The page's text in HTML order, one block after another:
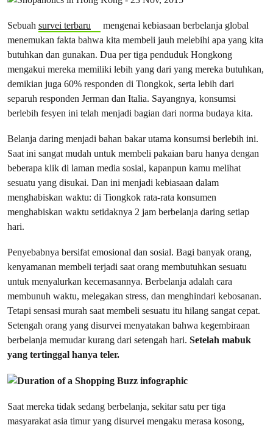
Sebuah survei terbaru
mengenai kebiasaan berbelanja global
menemukan fakta bahwa kita membeli jauh melebihi apa yang kita
butuhkan dan gunakan. Dua per tiga penduduk Hongkong
mengakui mereka memiliki lebih yang dari yang mereka butuhkan,
demikian juga 60% responden di Tiongkok, serta lebih dari
separuh responden Jerman dan Italia. Sayangnya, konsumsi
berlebih fesyen ini telah menjadi bagian dari norma budaya kita.
Belanja daring menjadi bahan bakar utama konsumsi berlebih ini.
Saat ini sangat mudah untuk membeli pakaian baru hanya dengan
beberapa klik di laman media sosial, kapanpun kamu melihat
sesuatu yang disukai. Dan ini menjadi kebiasaan dalam
menghabiskan waktu: di Tiongkok rata-rata konsumen
menghabiskan waktu setidaknya 2 jam berbelanja daring setiap
hari.
Penyebabnya bersifat emosional dan sosial. Bagi banyak orang,
kenyamanan membeli terjadi saat orang membutuhkan sesuatu
untuk menyalurkan kecemasannya. Berbelanja adalah cara
membunuh waktu, melegakan stress, dan menghindari kebosanan.
Tetapi sensasi murah saat membeli sesuatu itu hilang sangat cepat.
Setengah orang yang disurvei menyatakan bahwa kegembiraan
berbelanja memudar kurang dari setengah hari. Setelah mabuk
yang tertinggal hanya teler.
Saat mereka tidak sedang berbelanja, sekitar satu per tiga
masyarakat asia timur yang disurvei mengaku merasa kosong,